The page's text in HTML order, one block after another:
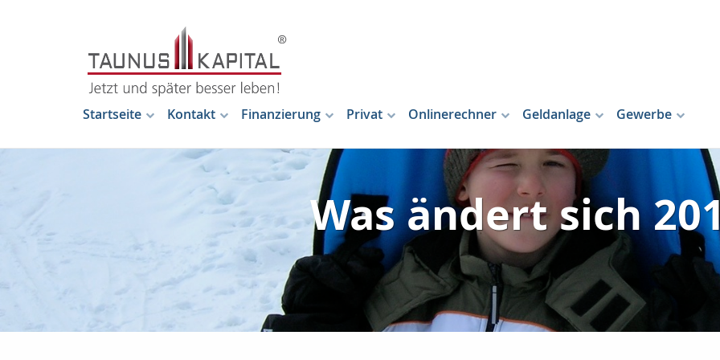
Startseite Kontakt Finanzierung Privat Onlinerechner Geldanlage Gewerbe
Was ändert sich